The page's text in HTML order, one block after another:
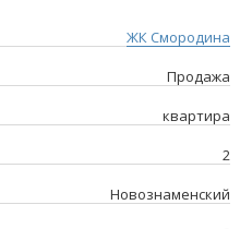
ЖК Смородина
Продажа
квартира
2
Новознаменский